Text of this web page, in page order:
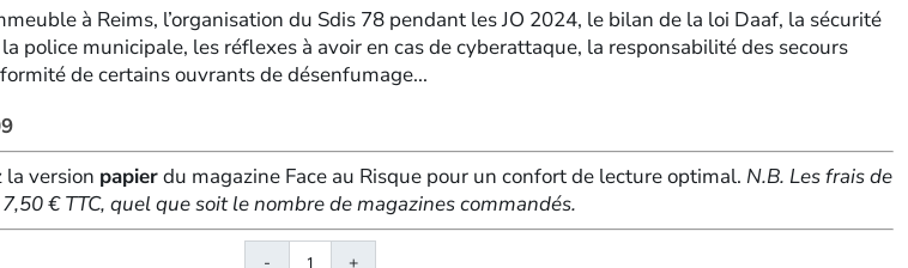
à Reims, l’organisation du Sdis 78 pendant les JO 2024, le bilan de la loi Daaf, la sécurité
police municipale, les réflexes à avoir en cas de cyberattaque, la responsabilité des secours
de certains ouvrants de désenfumage...
la version papierdu magazine Face au Risque pour un confort de lecture optimal. N.B. Les frais de
€ TTC, quel que soit le nombre de magazines commandés.